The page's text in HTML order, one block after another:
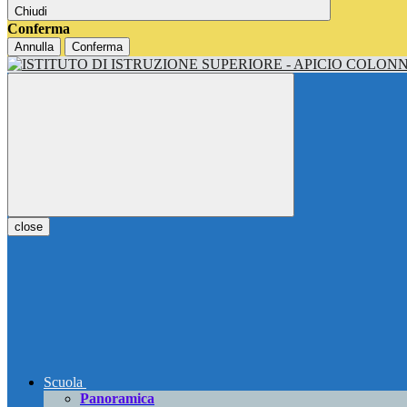
Chiudi
Conferma
Annulla Conferma
close
Scuola
Panoramica